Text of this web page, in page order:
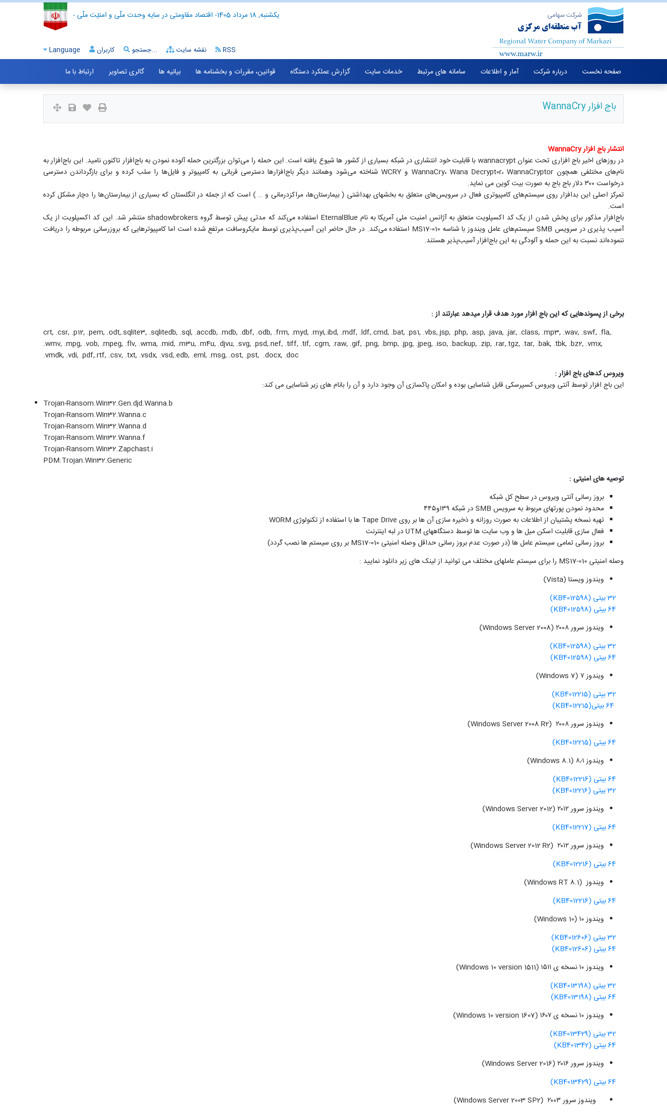
- اقتصاد مقاومتی در سایه وحدت ملّی و امنیّت ملّی - یکشنبه, 18 مرداد 1405
Language کاربران جستجو... نقشه سایت RSS
صفحه نخست درباره شرکت آمار و اطلاعات سامانه های مرتبط خدمات سایت گزارش عملکرد دستگاه قوانین، مقررات و بخشنامه ها بیانیه ها گالری تصاویر ارتباط با ما
باج افزار WannaCry
انتشار باج افزار WannaCry
در روزهای اخیر باج افزاری تحت عنوان wannacrypt با قابلیت خود انتشاری در شبکه بسیاری از کشور ها شیوع یافته است. این حمله را می‌توان بزرگترین حمله آلوده نمودن به باج‌افزار تاکنون نامید. این باج‌افزار به
نام‌های مختلفی همچون WannaCry، Wana Decrypt0r، WannaCryptor و WCRY شناخته می‌شود وهمانند دیگر باج‌افزار‌ها دسترسی قربانی به کامپیوتر و فایل‌ها را سلب کرده و برای بازگرداندن دسترسی
درخواست ۳۰۰ دلار باج باج به صورت بیت کوین می نماید.
تمرکز اصلی این بدافزار روی سیستم‌های کامپیوتری فعال در سرویس‌های متعلق به بخشهای بهداشتی ( بیمارستان‌ها، مراکزدرمانی و … ) است که از جمله در انگلستان که بسیاری از بیمارستان‌ها را دچار مشکل کرده
است.
باج‌افزار مذکور برای پخش شدن از یک کد اکسپلویت متعلق به آژانس امنیت ملی آمریکا به نام EternalBlue استفاده می‌کند که مدتی پیش توسط گروه shadowbrokers منتشر شد. این کد اکسپلویت از یک
آسیب پذیری در سرویس SMB سیستم‌های عامل ویندوز با شناسه MS17-010 استفاده می‌کند. در حال حاضر این آسیب‌پذیری توسط مایکروسافت مرتفع شده است اما کامپیوتر‌هایی که بروزرسانی مربوطه را دریافت
ننموده‌اند نسبت به این حمله و آلودگی به این باج‌افزار آسیب‌پذیر هستند.
برخی از پسوندهایی که این باج افزار مورد هدف قرار میدهد عبارتند از :
.crt, .csr, .p12, .pem, .odt,.sqlite3, .sqlitedb, .sql, .accdb, .mdb, .dbf, .odb, .frm, .myd, .myi,.ibd, .mdf, .ldf,.cmd, .bat, .ps1, .vbs,.jsp, .php, .asp, .java, .jar, .class, .mp3, .wav, .swf, .fla,
.wmv, .mpg, .vob, .mpeg, .flv, .wma, .mid, .m3u, .m4u, .djvu, .svg, .psd,.nef, .tiff, .tif, .cgm, .raw, .gif, .png, .bmp, .jpg, .jpeg, .iso, .backup, .zip, .rar,.tgz, .tar, .bak, .tbk, .bz2, .vmx,
.vmdk, .vdi, .pdf,.rtf, .csv, .txt, .vsdx, .vsd,.edb, .eml, .msg, .ost, .pst, .docx, .doc
ویروس کدهای باج افزار :
این باج افزار توسط آنتی ویروس کسپرسکی قابل شناسایی بوده و امکان پاکسازی آن وجود دارد و آن را بانام های زیر شناسایی می کند:
Trojan-Ransom.Win32.Gen.djd.Wanna.b
Trojan-Ransom.Win32.Wanna.c
Trojan-Ransom.Win32.Wanna.d
Trojan-Ransom.Win32.Wanna.f
Trojan-Ransom.Win32.Zapchast.i
PDM:Trojan.Win32.Generic
توصیه های امنیتی :
بروز رسانی آنتی ویروس در سطح کل شبکه
محدود نمودن پورتهای مربوط به سرویس SMB در شبکه ۱۳۹و۴۴۵
تهیه نسخه پشتیبان از اطلاعات به صورت روزانه و ذخیره سازی آن ها بر روی Tape Drive ها با استفاده از تکنولوژی WORM
فعال سازی قابلیت اسکن میل ها و وب سایت ها توسط دستگاههای UTM در لبه اینترنت
بروز رسانی تمامی سیستم عامل ها (در صورت عدم بروز رسانی حداقل وصله امنیتی MS17-010 بر روی سیستم ها نصب گردد)
وصله امنیتی MS17-010 را برای سیستم عاملهای مختلف می توانید از لینک های زیر دانلود نمایید :
ویندوز ویستا (Vista)
ویندوز سرور ۲۰۰۸ (Windows Server 2008)
ویندوز ۷ (Windows 7)
ویندوز سرور ۲۰۰۸ (Windows Server 2008 R2)
ویندوز ۸٫۱ (Windows 8.1)
ویندوز سرور ۲۰۱۲ (Windows Server 2012)
ویندوز سرور ۲۰۱۲ (Windows Server 2012 R2)
ویندوز (Windows RT 8.1)
ویندوز ۱۰ (Windows 10)
ویندوز ۱۰ نسخه ی ۱۵۱۱ (Windows 10 version 1511)
ویندوز ۱۰ نسخه ی ۱۶۰۷ (Windows 10 version 1607)
ویندوز سرور ۲۰۱۶ (Windows Server 2016)
ویندوز سرور ۲۰۰۳ (Windows Server 2003 SP2)